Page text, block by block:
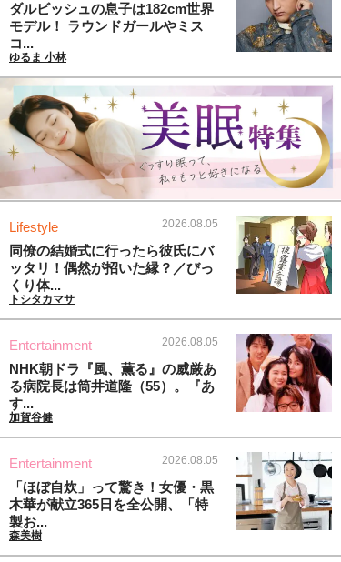
ダルビッシュの息子は182cm世界
モデル！ ラウンドガールやミス
コ...
ゆるま 小林
Lifestyle 2026.08.05
同僚の結婚式に行ったら彼氏にバ
ッタリ！偶然が招いた縁？／びっ
くり体...
トシタカマサ
Entertainment 2026.08.05
NHK朝ドラ『風、薫る』の威厳あ
る病院長は筒井道隆（55）。『あ
す...
加賀谷健
Entertainment 2026.08.05
「ほぼ自炊」って驚き！女優・黒
木華が献立365日を全公開、「特
製お...
森美樹